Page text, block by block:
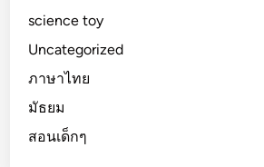
science toy
Uncategorized
ภาษาไทย
มัธยม
สอนเด็กๆ